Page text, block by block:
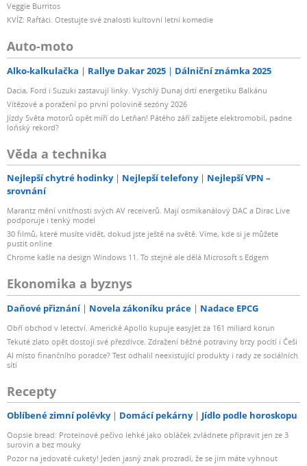
Veggie Burritos
KVÍZ: Rafťáci. Otestujte své znalosti kultovní letní komedie
Auto-moto
Alko-kalkulačka Rallye Dakar 2025 Dálniční známka 2025
Dacia, Ford i Suzuki zastavují linky. Vyschlý Dunaj drtí energetiku Balkánu
Vítězové a poražení po první polovině sezóny 2026
Jízdy Světa motorů opět míří do Letňan! Pátého září zažijete elektromobil, padne
loňský rekord?
Věda a technika
Nejlepší chytré hodinky Nejlepší telefony
Nejlepší VPN –
srovnání
Marantz mění vnitřnosti svých AV receiverů. Mají osmikanálový DAC a Dirac Live
podporuje i tenký model
30 filmů, které musíte vidět, dokud jste ještě na světě. Víme, kde si je můžete
pustit online
Chrome kašle na design Windows 11. To stejné ale dělá Microsoft s Edgem
Ekonomika a byznys
Daňové přiznání Novela zákoníku práce Nadace EPCG
Obří obchod v letectví. Americké Apollo kupuje easyJet za 161 miliard korun
Tekuté zlato opět dostojí své přezdívce. Zdražení běžné potraviny brzy pocítí i Češi
AI místo finančního poradce? Test odhalil neexistující produkty i rady ze sociálních
sítí
Recepty
Oblíbené zimní polévky Domácí pekárny Jídlo podle horoskopu
Oopsie bread: Proteinové pečivo lehké jako obláček zvládnete připravit jen ze 3
surovin a bez mouky
Pozor na jedovaté cukety! Jeden jasný znak prozradí, že se jim máte vyhnout